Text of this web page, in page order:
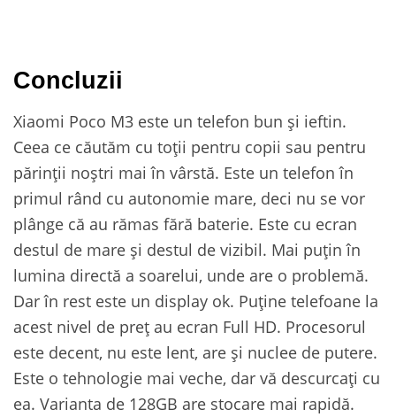
Concluzii
Xiaomi Poco M3 este un telefon bun și ieftin.
Ceea ce căutăm cu toții pentru copii sau pentru
părinții noștri mai în vârstă. Este un telefon în
primul rând cu autonomie mare, deci nu se vor
plânge că au rămas fără baterie. Este cu ecran
destul de mare și destul de vizibil. Mai puțin în
lumina directă a soarelui, unde are o problemă.
Dar în rest este un display ok. Puține telefoane la
acest nivel de preț au ecran Full HD. Procesorul
este decent, nu este lent, are și nuclee de putere.
Este o tehnologie mai veche, dar vă descurcați cu
ea. Varianta de 128GB are stocare mai rapidă.